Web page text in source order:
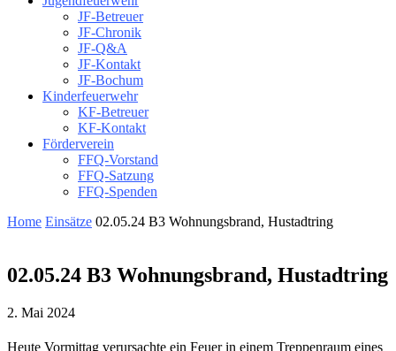
JF-Betreuer
JF-Chronik
JF-Q&A
JF-Kontakt
JF-Bochum
Kinderfeuerwehr
KF-Betreuer
KF-Kontakt
Förderverein
FFQ-Vorstand
FFQ-Satzung
FFQ-Spenden
Home Einsätze 02.05.24 B3 Wohnungsbrand, Hustadtring
02.05.24 B3 Wohnungsbrand, Hustadtring
2. Mai 2024
Heute Vormittag verursachte ein Feuer in einem Treppenraum eines